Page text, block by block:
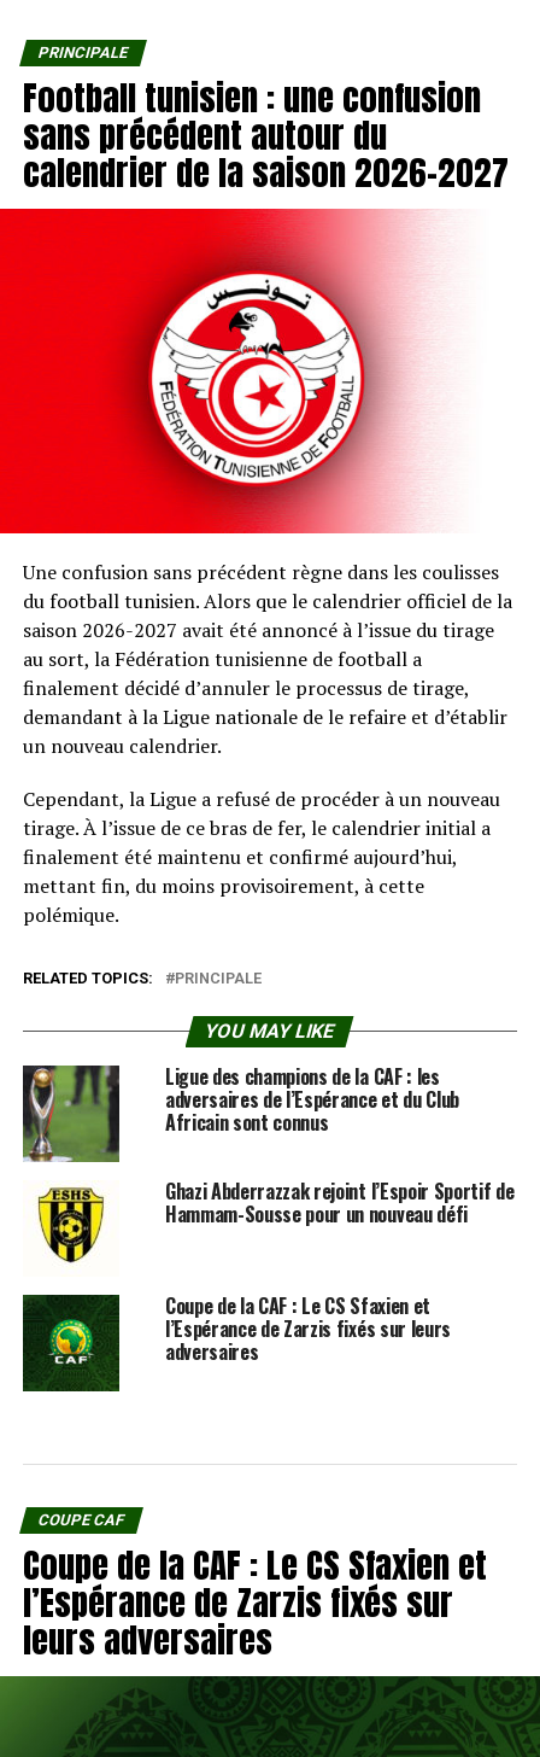
PRINCIPALE
Football tunisien : une confusion
sans précédent autour du
calendrier de la saison 2026-2027
Une confusion sans précédent règne dans les coulisses
du football tunisien. Alors que le calendrier officiel de la
saison 2026-2027 avait été annoncé à l’issue du tirage
au sort, la Fédération tunisienne de football a
finalement décidé d’annuler le processus de tirage,
demandant à la Ligue nationale de le refaire et d’établir
un nouveau calendrier.
Cependant, la Ligue a refusé de procéder à un nouveau
tirage. À l’issue de ce bras de fer, le calendrier initial a
finalement été maintenu et confirmé aujourd’hui,
mettant fin, du moins provisoirement, à cette
polémique.
RELATED TOPICS: PRINCIPALE
YOU MAY LIKE
Ligue des champions de la CAF : les
adversaires de l’Espérance et du Club
Africain sont connus
Ghazi Abderrazzak rejoint l’Espoir Sportif de
Hammam-Sousse pour un nouveau défi
Coupe de la CAF : Le CS Sfaxien et
l’Espérance de Zarzis fixés sur leurs
adversaires
COUPE CAF
Coupe de la CAF : Le CS Sfaxien et
l’Espérance de Zarzis fixés sur
leurs adversaires